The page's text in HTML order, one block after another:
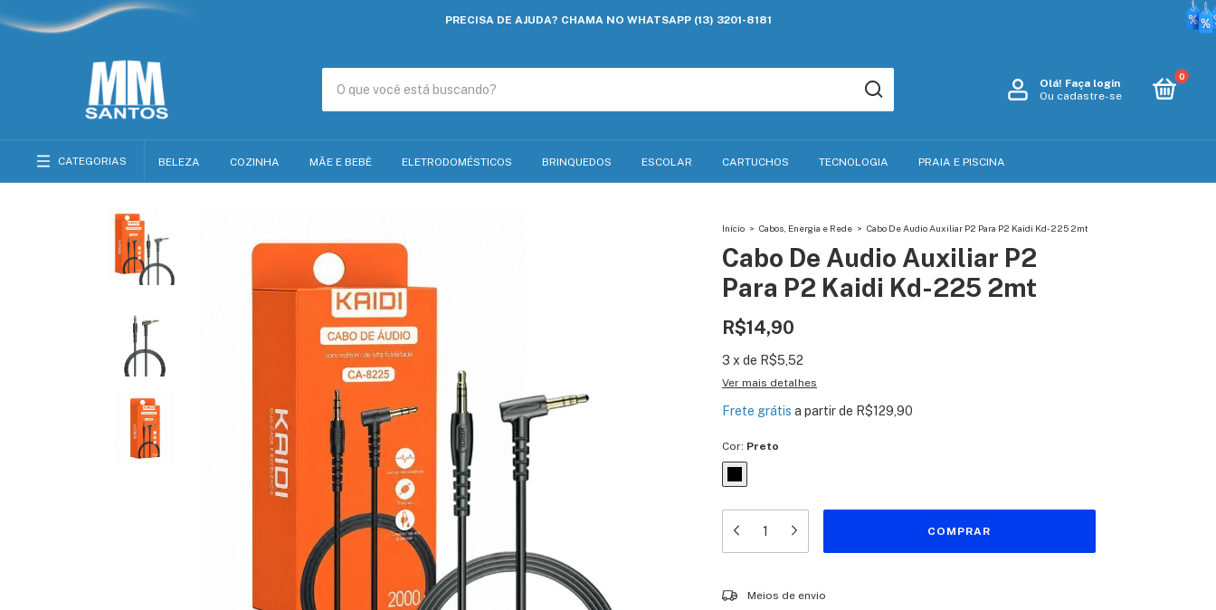
PRECISA DE AJUDA? CHAMA NO WHATSAPP (13) 3201-8181
Olá! Faça login
Ou cadastre-se
0
CATEGORIAS BELEZA COZINHA MÃE E BEBÊ ELETRODOMÉSTICOS BRINQUEDOS ESCOLAR CARTUCHOS TECNOLOGIA PRAIA E PISCINA
Início > Cabos, Energia e Rede > Cabo De Audio Auxiliar P2 Para P2 Kaidi Kd-225 2mt
Cabo De Audio Auxiliar P2
Para P2 Kaidi Kd-225 2mt
R$14,90
3 x de R$5,52
Ver mais detalhes
Frete grátis a partir de R$129,90
Cor: Preto
Entregas para o CEP:
Meios de envio